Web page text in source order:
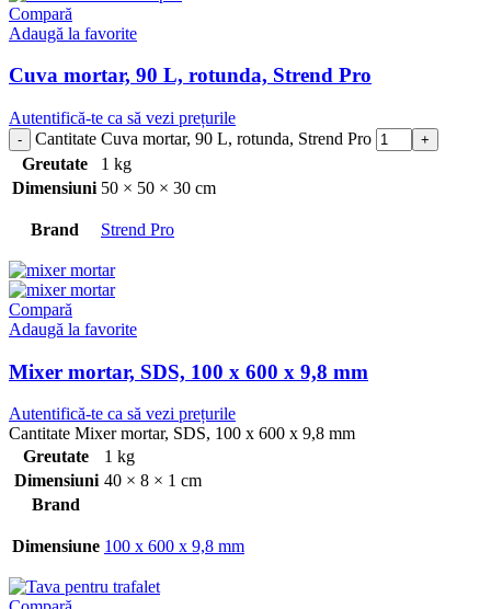
Compară
Adaugă la favorite
Cuva mortar, 90 L, rotunda, Strend Pro
Autentifică-te ca să vezi prețurile
Cantitate Cuva mortar, 90 L, rotunda, Strend Pro
Greutate
1 kg
Dimensiuni 50 × 50 × 30 cm
Brand Strend Pro
Compară
Adaugă la favorite
Mixer mortar, SDS, 100 x 600 x 9,8 mm
Autentifică-te ca să vezi prețurile
Cantitate Mixer mortar, SDS, 100 x 600 x 9,8 mm
Greutate
1 kg
Dimensiuni 40 × 8 × 1 cm
Brand
Dimensiune 100 x 600 x 9,8 mm